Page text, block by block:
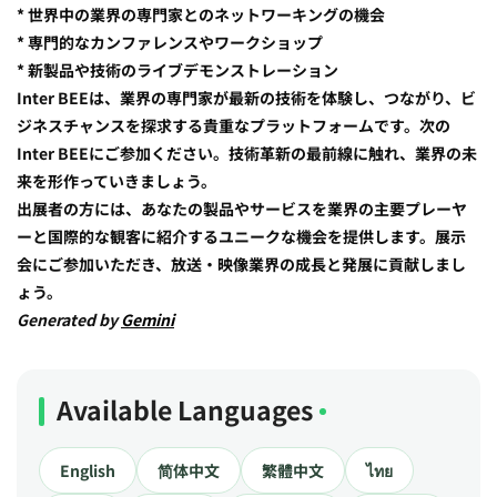
* 世界中の業界の専門家とのネットワーキングの機会
* 専門的なカンファレンスやワークショップ
* 新製品や技術のライブデモンストレーション
Inter BEEは、業界の専門家が最新の技術を体験し、つながり、ビ
ジネスチャンスを探求する貴重なプラットフォームです。次の
Inter BEEにご参加ください。技術革新の最前線に触れ、業界の未
来を形作っていきましょう。
出展者の方には、あなたの製品やサービスを業界の主要プレーヤ
ーと国際的な観客に紹介するユニークな機会を提供します。展示
会にご参加いただき、放送・映像業界の成長と発展に貢献しまし
ょう。
Generated byGemini
Available Languages
English 简体中文 繁體中文 ไทย